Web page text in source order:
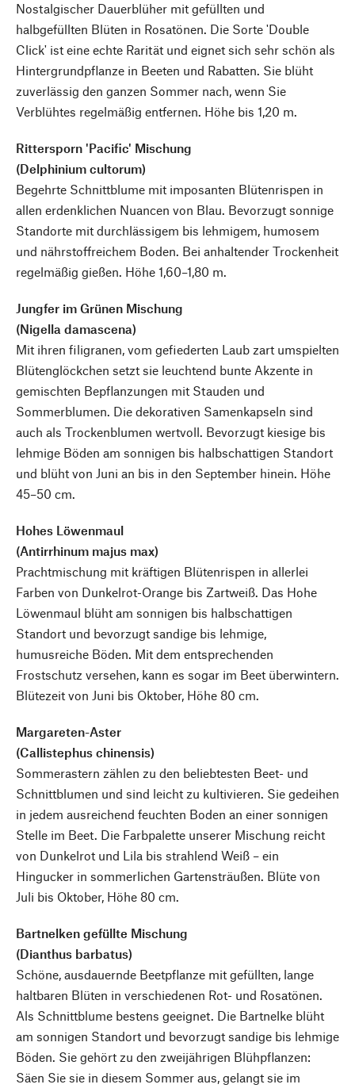
Nostalgischer Dauerblüher mit gefüllten und
halbgefüllten Blüten in Rosatönen. Die Sorte 'Double
Click' ist eine echte Rarität und eignet sich sehr schön als
Hintergrundpflanze in Beeten und Rabatten. Sie blüht
zuverlässig den ganzen Sommer nach, wenn Sie
Verblühtes regelmäßig entfernen. Höhe bis 1,20 m.
Rittersporn 'Pacific' Mischung
(Delphinium cultorum)
Begehrte Schnittblume mit imposanten Blütenrispen in
allen erdenklichen Nuancen von Blau. Bevorzugt sonnige
Standorte mit durchlässigem bis lehmigem, humosem
und nährstoffreichem Boden. Bei anhaltender Trockenheit
regelmäßig gießen. Höhe 1,60–1,80 m.
Jungfer im Grünen Mischung
(Nigella damascena)
Mit ihren filigranen, vom gefiederten Laub zart umspielten
Blütenglöckchen setzt sie leuchtend bunte Akzente in
gemischten Bepflanzungen mit Stauden und
Sommerblumen. Die dekorativen Samenkapseln sind
auch als Trockenblumen wertvoll. Bevorzugt kiesige bis
lehmige Böden am sonnigen bis halbschattigen Standort
und blüht von Juni an bis in den September hinein. Höhe
45–50 cm.
Hohes Löwenmaul
(Antirrhinum majus max)
Prachtmischung mit kräftigen Blütenrispen in allerlei
Farben von Dunkelrot-Orange bis Zartweiß. Das Hohe
Löwenmaul blüht am sonnigen bis halbschattigen
Standort und bevorzugt sandige bis lehmige,
humusreiche Böden. Mit dem entsprechenden
Frostschutz versehen, kann es sogar im Beet überwintern.
Blütezeit von Juni bis Oktober, Höhe 80 cm.
Margareten-Aster
(Callistephus chinensis)
Sommerastern zählen zu den beliebtesten Beet- und
Schnittblumen und sind leicht zu kultivieren. Sie gedeihen
in jedem ausreichend feuchten Boden an einer sonnigen
Stelle im Beet. Die Farbpalette unserer Mischung reicht
von Dunkelrot und Lila bis strahlend Weiß – ein
Hingucker in sommerlichen Gartensträußen. Blüte von
Juli bis Oktober, Höhe 80 cm.
Bartnelken gefüllte Mischung
(Dianthus barbatus)
Schöne, ausdauernde Beetpflanze mit gefüllten, lange
haltbaren Blüten in verschiedenen Rot- und Rosatönen.
Als Schnittblume bestens geeignet. Die Bartnelke blüht
am sonnigen Standort und bevorzugt sandige bis lehmige
Böden. Sie gehört zu den zweijährigen Blühpflanzen:
Säen Sie sie in diesem Sommer aus, gelangt sie im